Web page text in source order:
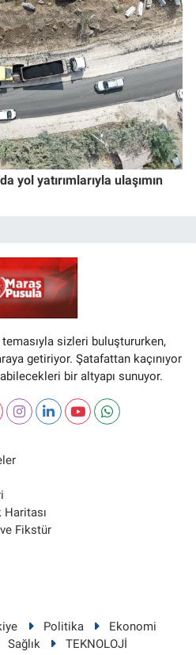
yol yatırımlarıyla ulaşımın
sizleri buluştururken,
getiriyor. Şatafattan kaçınıyor
bir altyapı sunuyor.
Fikstür
Politika
Ekonomi
Sağlık
TEKNOLOJİ